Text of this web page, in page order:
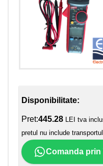
Disponibilitate:
Pret:445.28 LEI tva
pretul nu include
Comanda prin